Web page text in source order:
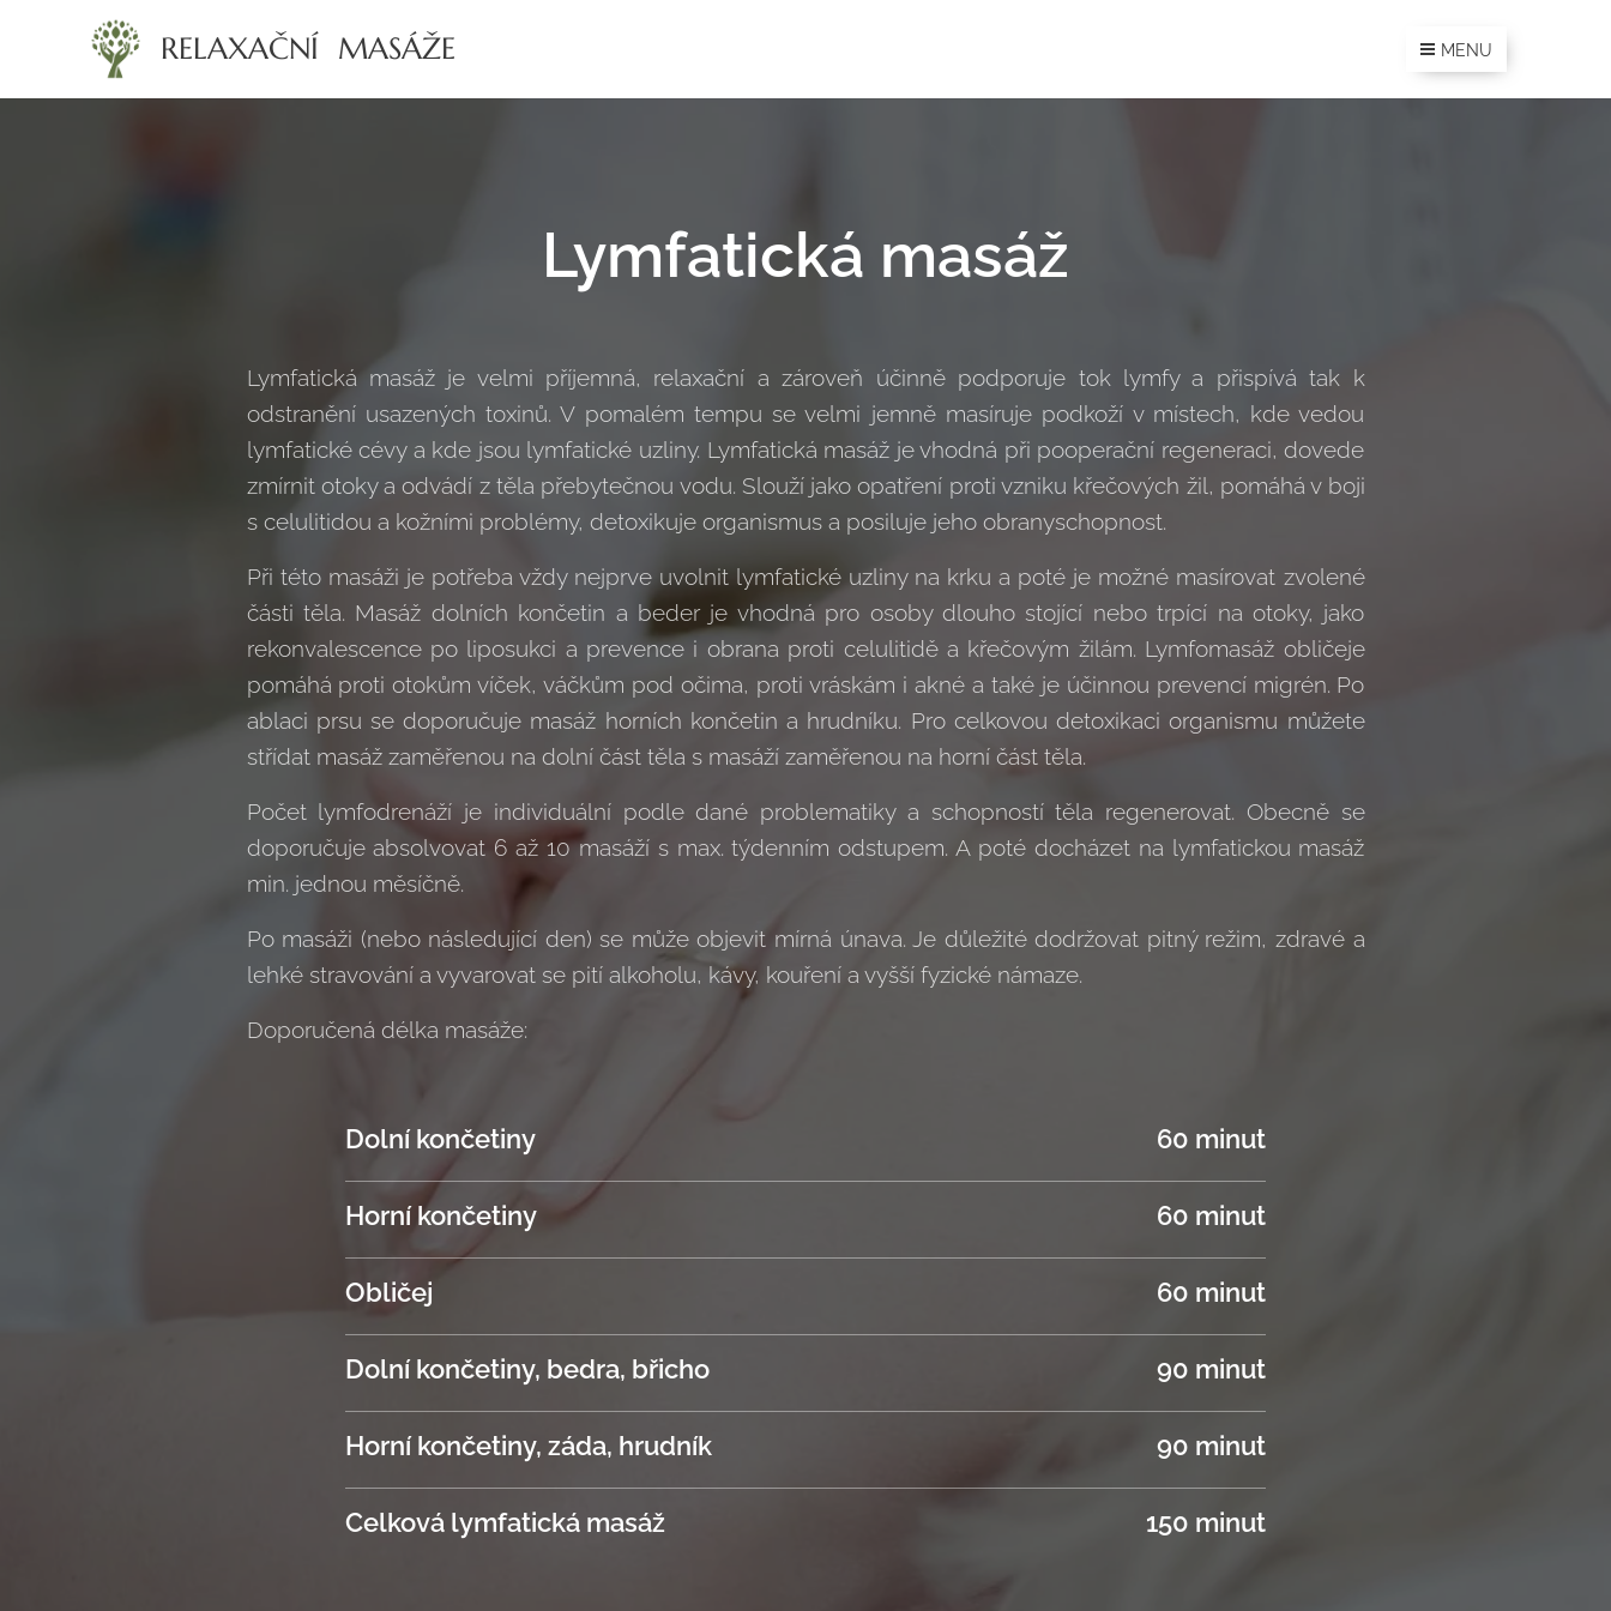
RELAXAČNÍ MASÁŽE MENU
Lymfatická masáž
Lymfatická masáž je velmi příjemná, relaxační a zároveň účinně podporuje tok lymfy a přispívá tak k
odstranění usazených toxinů. V pomalém tempu se velmi jemně masíruje podkoží v místech, kde vedou
lymfatické cévy a kde jsou lymfatické uzliny. Lymfatická masáž je vhodná při pooperační regeneraci, dovede
zmírnit otoky a odvádí z těla přebytečnou vodu. Slouží jako opatření proti vzniku křečových žil, pomáhá v boji
s celulitidou a kožními problémy, detoxikuje organismus a posiluje jeho obranyschopnost.
Při této masáži je potřeba vždy nejprve uvolnit lymfatické uzliny na krku a poté je možné masírovat zvolené
části těla. Masáž dolních končetin a beder je vhodná pro osoby dlouho stojící nebo trpící na otoky, jako
rekonvalescence po liposukci a prevence i obrana proti celulitidě a křečovým žilám. Lymfomasáž obličeje
pomáhá proti otokům víček, váčkům pod očima, proti vráskám i akné a také je účinnou prevencí migrén. Po
ablaci prsu se doporučuje masáž horních končetin a hrudníku. Pro celkovou detoxikaci organismu můžete
střídat masáž zaměřenou na dolní část těla s masáží zaměřenou na horní část těla.
Počet lymfodrenáží je individuální podle dané problematiky a schopností těla regenerovat. Obecně se
doporučuje absolvovat 6 až 10 masáží s max. týdenním odstupem. A poté docházet na lymfatickou masáž
min. jednou měsíčně.
Po masáži (nebo následující den) se může objevit mírná únava. Je důležité dodržovat pitný režim, zdravé a
lehké stravování a vyvarovat se pití alkoholu, kávy, kouření a vyšší fyzické námaze.
Doporučená délka masáže:
Dolní končetiny 60 minut
Horní končetiny 60 minut
Obličej 60 minut
Dolní končetiny, bedra, břicho 90 minut
Horní končetiny, záda, hrudník 90 minut
Celková lymfatická masáž 150 minut